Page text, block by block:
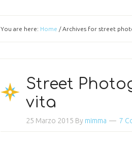
You are here: Home /Archives for street
Street
vita
25 Marzo 2015 By mimma 7